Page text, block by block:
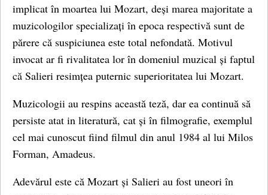
implicat în moartea lui Mozart, deși marea majoritate a
muzicologilor specializați în epoca respectivă sunt de
părere că suspiciunea este total nefondată. Motivul
invocat ar fi rivalitatea lor în domeniul muzical și faptul
că Salieri resimțea puternic superioritatea lui Mozart.
Muzicologii au respins această teză, dar ea continuă să
persiste atat in literatură, cat și în filmografie, exemplul
cel mai cunoscut fiind filmul din anul 1984 al lui Milos
Forman, Amadeus.
Adevărul este că Mozart și Salieri au fost uneori în